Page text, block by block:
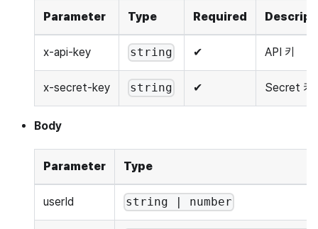
Parameter Type Required
x-api-key string ✔ API 키
x-secret-key string ✔ Secret 키
Body
Parameter Type
userId string | number